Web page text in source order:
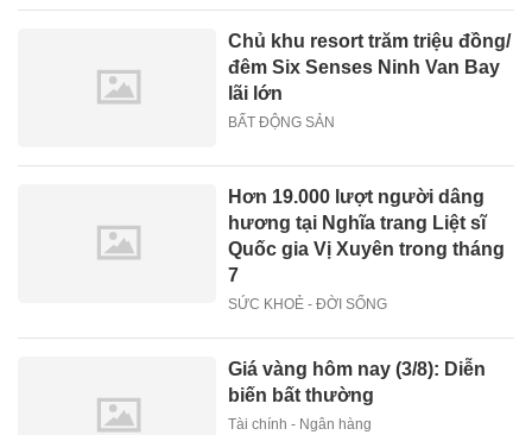
Chủ khu resort trăm triệu đồng/
đêm Six Senses Ninh Van Bay
lãi lớn
BẤT ĐỘNG SẢN
Hơn 19.000 lượt người dâng
hương tại Nghĩa trang Liệt sĩ
Quốc gia Vị Xuyên trong tháng
7
SỨC KHOẺ - ĐỜI SỐNG
Giá vàng hôm nay (3/8): Diễn
biến bất thường
Tài chính - Ngân hàng